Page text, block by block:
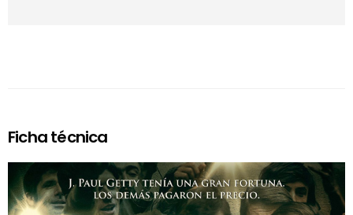
Ficha técnica